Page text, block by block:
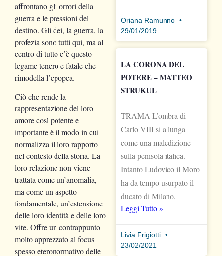
affrontano gli orrori della
guerra e le pressioni del
destino. Gli dei, la guerra, la
profezia sono tutti qui, ma al
centro di tutto c’è questo
legame tenero e fatale che
rimodella l’epopea.
Ciò che rende la
rappresentazione del loro
amore così potente e
importante è il modo in cui
normalizza il loro rapporto
nel contesto della storia. La
loro relazione non viene
trattata come un’anomalia,
ma come un aspetto
fondamentale, un’estensione
delle loro identità e delle loro
vite. Offre un contrappunto
molto apprezzato al focus
spesso eteronormativo delle
Oriana Ramunno
29/01/2019
LA CORONA DEL
POTERE – MATTEO
STRUKUL
TRAMA L’ombra di
Carlo VIII si allunga
come una maledizione
sulla penisola italica.
Intanto Ludovico il Moro
ha da tempo usurpato il
ducato di Milano.
Leggi Tutto »
Livia Frigiotti
23/02/2021